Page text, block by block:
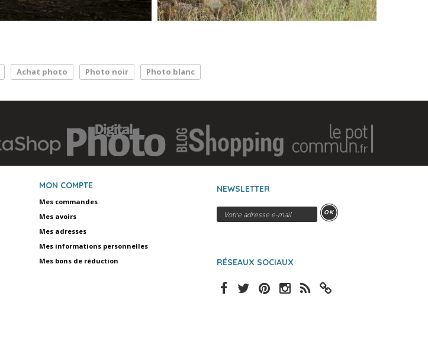
Achat photo Photo noir Photo blanc
MON COMPTE
Mes commandes
Mes avoirs
Mes adresses
Mes informations personnelles
Mes bons de réduction
NEWSLETTER
OK
RÉSEAUX SOCIAUX